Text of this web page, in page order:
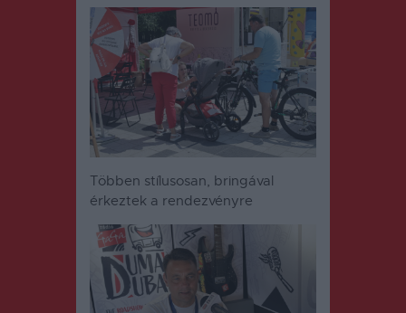
Többen stílusosan, bringával
érkeztek a rendezvényre